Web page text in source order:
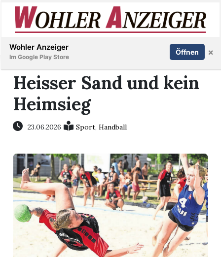
Immobilien
Veranstaltungen
Stellen
E-
Paper
Newsletter
App
Inserieren Abonnieren Anmelden
Heisser Sand und kein
Heimsieg
23.06.2026 Sport,Handball
Wohler Anzeiger
Im Google Play Store
Öffnen ×